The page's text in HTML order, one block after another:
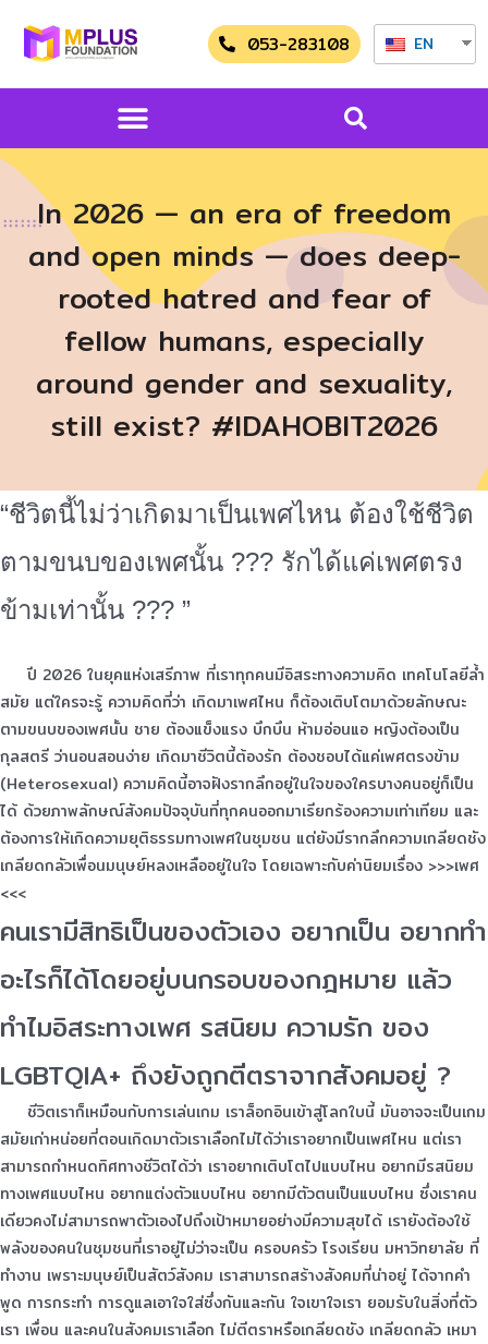
053-283108 EN
In 2026 — an era of freedom
and open minds — does deep-
rooted hatred and fear of
fellow humans, especially
around gender and sexuality,
still exist? #IDAHOBIT2026
“ชีวิตนี้ไม่ว่าเกิดมาเป็นเพศไหน ต้องใช้ชีวิต
ตามขนบของเพศนั้น ??? รักได้แค่เพศตรง
ข้ามเท่านั้น ??? ”
ปี 2026 ในยุคแห่งเสรีภาพ ที่เราทุกคนมีอิสระทางความคิด เทคโนโลยีล้ำ
สมัย แต่ใครจะรู้ ความคิดที่ว่า เกิดมาเพศไหน ก็ต้องเติบโตมาด้วยลักษณะ
ตามขนบของเพศนั้น ชาย ต้องแข็งแรง บึกบึน ห้ามอ่อนแอ หญิงต้องเป็น
กุลสตรี ว่านอนสอนง่าย เกิดมาชีวิตนี้ต้องรัก ต้องชอบได้แค่เพศตรงข้าม
(Heterosexual) ความคิดนี้อาจฝังรากลึกอยู่ในใจของใครบางคนอยู่ก็เป็น
ได้ ด้วยภาพลักษณ์สังคมปัจจุบันที่ทุกคนออกมาเรียกร้องความเท่าเทียม และ
ต้องการให้เกิดความยุติธรรมทางเพศในชุมชน แต่ยังมีรากลึกความเกลียดชัง
เกลียดกลัวเพื่อนมนุษย์หลงเหลืออยู่ในใจ โดยเฉพาะกับค่านิยมเรื่อง >>>เพศ
<<<
คนเรามีสิทธิเป็นของตัวเอง อยากเป็น อยากทำ
อะไรก็ได้โดยอยู่บนกรอบของกฎหมาย แล้ว
ทำไมอิสระทางเพศ รสนิยม ความรัก ของ
LGBTQIA+ ถึงยังถูกตีตราจากสังคมอยู่ ?
ชีวิตเราก็เหมือนกับการเล่นเกม เราล็อกอินเข้าสู่โลกใบนี้ มันอาจจะเป็นเกม
สมัยเก่าหน่อยที่ตอนเกิดมาตัวเราเลือกไม่ได้ว่าเราอยากเป็นเพศไหน แต่เรา
สามารถกำหนดทิศทางชีวิตได้ว่า เราอยากเติบโตไปแบบไหน อยากมีรสนิยม
ทางเพศแบบไหน อยากแต่งตัวแบบไหน อยากมีตัวตนเป็นแบบไหน ซึ่งเราคน
เดียวคงไม่สามารถพาตัวเองไปถึงเป้าหมายอย่างมีความสุขได้ เรายังต้องใช้
พลังของคนในชุมชนที่เราอยู่ไม่ว่าจะเป็น ครอบครัว โรงเรียน มหาวิทยาลัย ที่
ทำงาน เพราะมนุษย์เป็นสัตว์สังคม เราสามารถสร้างสังคมที่น่าอยู่ ได้จากคำ
พูด การกระทำ การดูแลเอาใจใส่ซึ่งกันและกัน ใจเขาใจเรา ยอมรับในสิ่งที่ตัว
เรา เพื่อน และคนในสังคมเราเลือก ไม่ตีตราหรือเกลียดชัง เกลียดกลัว เหมา